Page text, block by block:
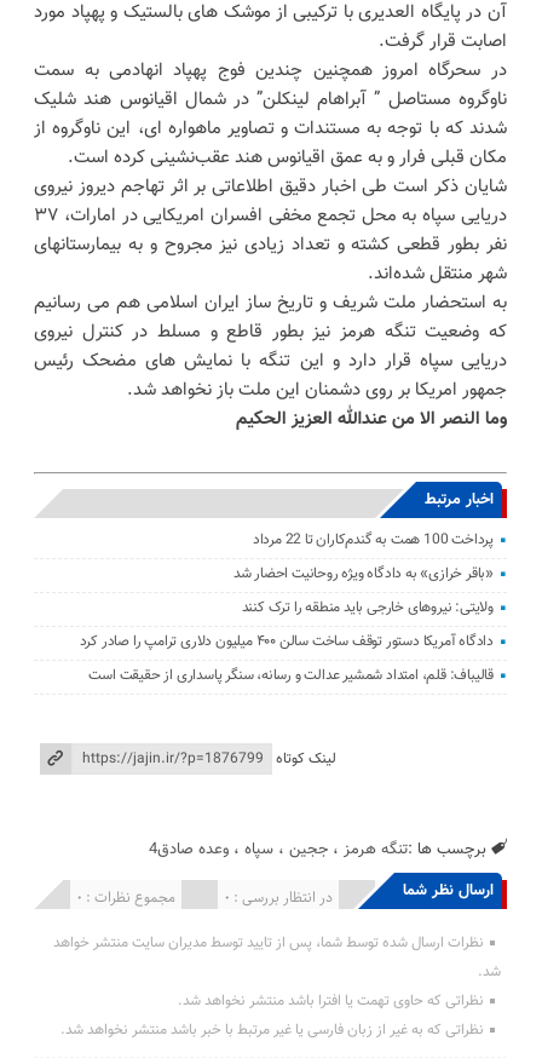
آن در پایگاه العدیری با ترکیبی از موشک های بالستیک و پهپاد مورد
اصابت قرار گرفت.
در سحرگاه امروز همچنین چندین فوج پهپاد انهادمی به سمت
ناوگروه مستاصل ” آبراهام لینکلن” در شمال اقیانوس هند شلیک
شدند که با توجه به مستندات و تصاویر ماهواره ای، این ناوگروه از
مکان قبلی فرار و به عمق اقیانوس هند عقب‌نشینی کرده است.
شایان ذکر است طی اخبار دقیق اطلاعاتی بر اثر تهاجم دیروز نیروی
دریایی سپاه به محل تجمع مخفی افسران امریکایی در امارات، ۳۷
نفر بطور قطعی کشته و تعداد زیادی نیز مجروح و به بیمارستانهای
شهر منتقل شده‌اند.
به استحضار ملت شریف و تاریخ ساز ایران اسلامی هم می رسانیم
که وضعیت تنگه هرمز نیز بطور قاطع و مسلط در کنترل نیروی
دریایی سپاه قرار دارد و این تنگه با نمایش های مضحک رئیس
جمهور امریکا بر روی دشمنان این ملت باز نخواهد شد.
وما النصر الا من عندالله العزیز الحکیم
اخبار مرتبط
پرداخت 100 همت به گندم‌کاران تا 22 مرداد
«باقر خرازی» به دادگاه ویژه روحانیت احضار شد
ولایتی: نیرو‌های خارجی باید منطقه را ترک کنند
دادگاه آمریکا دستور توقف ساخت سالن ۴۰۰ میلیون دلاری ترامپ را صادر کرد
قالیباف: قلم، امتداد شمشیر عدالت و رسانه، سنگر پاسداری از حقیقت است
لینک کوتاه
برچسب ها :تنگه هرمز ،ججین ،سپاه ،وعده صادق4
ارسال نظر شما مجموع نظرات : 0 در انتظار بررسی : 0 انتشار یافته : 0
نظرات ارسال شده توسط شما، پس از تایید توسط مدیران سایت منتشر خواهد
شد.
نظراتی که حاوی تهمت یا افترا باشد منتشر نخواهد شد.
نظراتی که به غیر از زبان فارسی یا غیر مرتبط با خبر باشد منتشر نخواهد شد.